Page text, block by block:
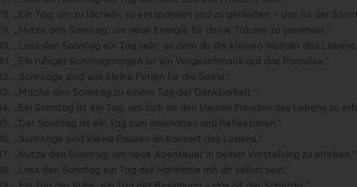
„Ein Tag, um zu lächeln, zu entspannen und zu genießen – das ist der
„Nutze den Sonntag, um neue Energie für deine Träume zu sammeln.“
„Lass den Sonntag ein Tag sein, an dem du die kleinen Wunder des
„Ein ruhiger Sonntagmorgen ist ein Vorgeschmack auf das Paradies.“
„Sonntage sind wie kleine Ferien für die Seele.“
„Mache den Sonntag zu einem Tag der Dankbarkeit.“
„Ein Sonntag ist ein Tag, um sich an den kleinen Freuden des Lebens zu
„Der Sonntag ist ein Tag zum Innehalten und Reflektieren.“
„Sonntage sind kleine Pausen im Konzert des Lebens.“
„Nutze den Sonntag, um neue Abenteuer in deiner Vorstellung zu erleben.“
„Lass den Sonntag ein Tag der Harmonie mit dir selbst sein.“